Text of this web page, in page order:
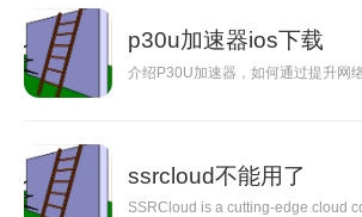
p30u加速器ios下载
介绍P30U加速器，如何通过提升网
ssrcloud不能用了
SSRCloud is a cutting-edge cloud